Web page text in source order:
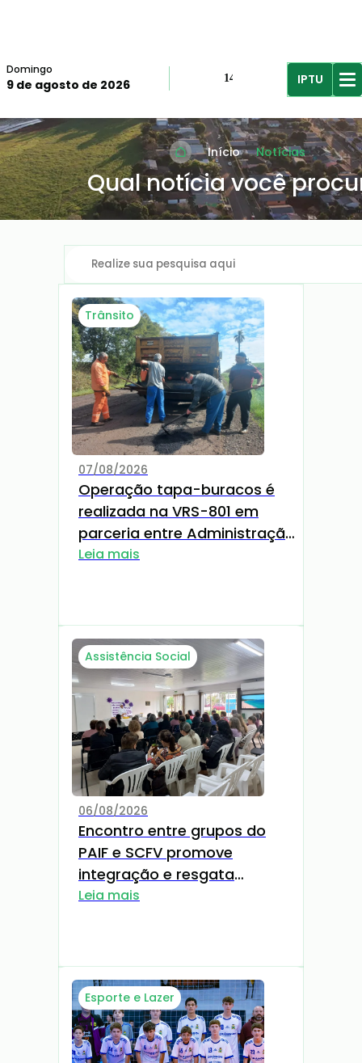
Domingo
9 de agosto de 2026 14º
R$61,96IPTU
Início Notícias
Qual notícia você
Trânsito
07/08/2026
Operação tapa-buracos é
realizada na VRS-801 em
parceria entre Administração
Municipal e DAER-RS
Leia mais
Assistência Social
06/08/2026
Encontro entre grupos do
PAIF e SCFV promove
integração e resgata
memórias por meio da
Leia mais
Esporte e Lazer